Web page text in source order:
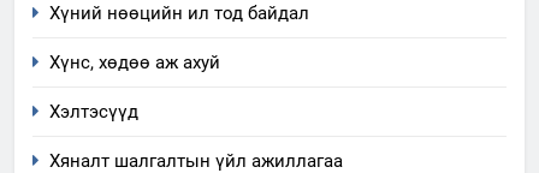
Хүний нөөцийн ил тод байдал
Хүнс, хөдөө аж ахуй
Хэлтэсүүд
Хяналт шалгалтын үйл ажиллагаа
технологийн хүн, мал, амьтны
эрүүл мэнд, байгаль орчинд
Нээлттэй засгийн түншлэл